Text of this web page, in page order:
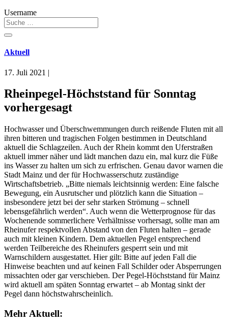
Username
Aktuell
17. Juli 2021 |
Rheinpegel-Höchststand für Sonntag
vorhergesagt
Hochwasser und Überschwemmungen durch reißende Fluten mit all
ihren bitteren und tragischen Folgen bestimmen in Deutschland
aktuell die Schlagzeilen. Auch der Rhein kommt den Uferstraßen
aktuell immer näher und lädt manchen dazu ein, mal kurz die Füße
ins Wasser zu halten um sich zu erfrischen. Genau davor warnen die
Stadt Mainz und der für Hochwasserschutz zuständige
Wirtschaftsbetrieb. „Bitte niemals leichtsinnig werden: Eine falsche
Bewegung, ein Ausrutscher und plötzlich kann die Situation –
insbesondere jetzt bei der sehr starken Strömung – schnell
lebensgefährlich werden“. Auch wenn die Wetterprognose für das
Wochenende sommerlichere Verhältnisse vorhersagt, sollte man am
Rheinufer respektvollen Abstand von den Fluten halten – gerade
auch mit kleinen Kindern. Dem aktuellen Pegel entsprechend
werden Teilbereiche des Rheinufers gesperrt sein und mit
Warnschildern ausgestattet. Hier gilt: Bitte auf jeden Fall die
Hinweise beachten und auf keinen Fall Schilder oder Absperrungen
missachten oder gar verschieben. Der Pegel-Höchststand für Mainz
wird aktuell am späten Sonntag erwartet – ab Montag sinkt der
Pegel dann höchstwahrscheinlich.
Mehr Aktuell: